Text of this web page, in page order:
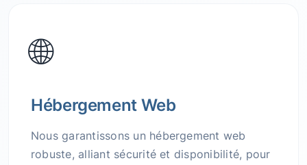
🌐
Hébergement Web
Nous garantissons un hébergement web
robuste, alliant sécurité et disponibilité, pour